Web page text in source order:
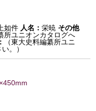
如件 人名：栄暁 その他
所ユニオンカタログへ
（東大史料編纂所ユニ
。）